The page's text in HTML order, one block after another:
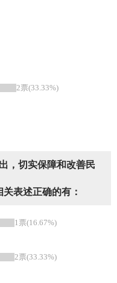
2票(33.33%)
，切实保障和改善民
表述正确的有：
1票(16.67%)
2票(33.33%)